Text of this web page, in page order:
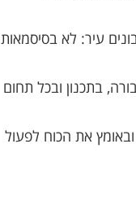
עיר: לא בסיסמאות
בתכנון ובכל תחום
ובאומץ את הכוח לפעול